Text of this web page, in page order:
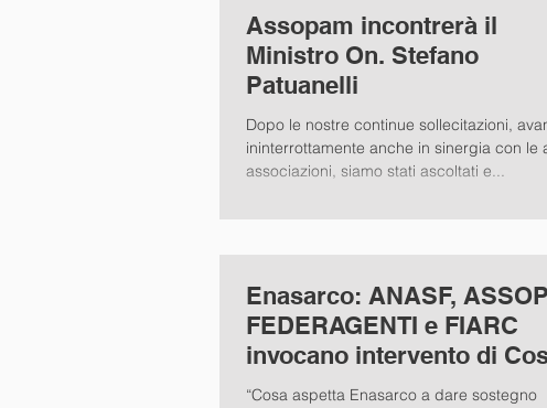
Assopam incontrerà il
Ministro On. Stefano
Patuanelli
Dopo le nostre continue sollecitazioni,
ininterrottamente anche in sinergia con le
associazioni, siamo stati ascoltati e...
Enasarco: ANASF,
FEDERAGENTI e FIARC
invocano intervento di
dia Aiuti a Iscritti.
“Cosa aspetta Enasarco a dare sostegno